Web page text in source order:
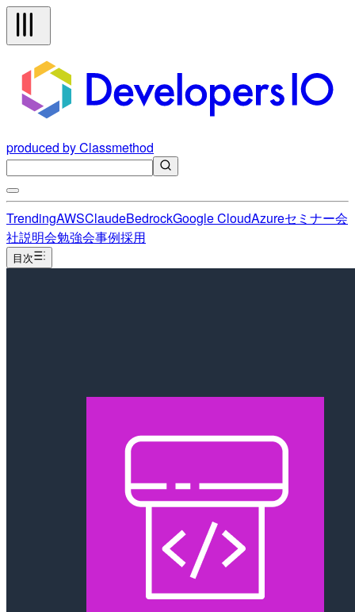
produced by Classmethod
TrendingAWSClaudeBedrockGoogle CloudAzureセミナー会
社説明会勉強会事例採用
目次